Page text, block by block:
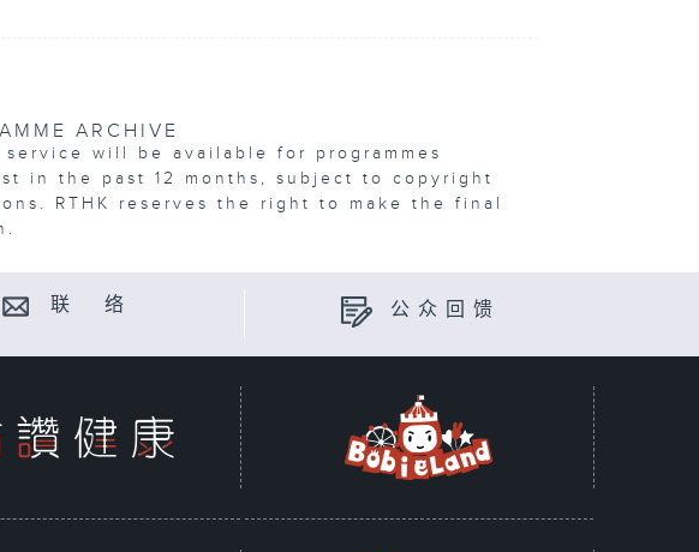
ARCHIVE
service will be available for programmes
in the past 12 months, subject to copyright
RTHK reserves the right to make the final
联 络 公众回馈